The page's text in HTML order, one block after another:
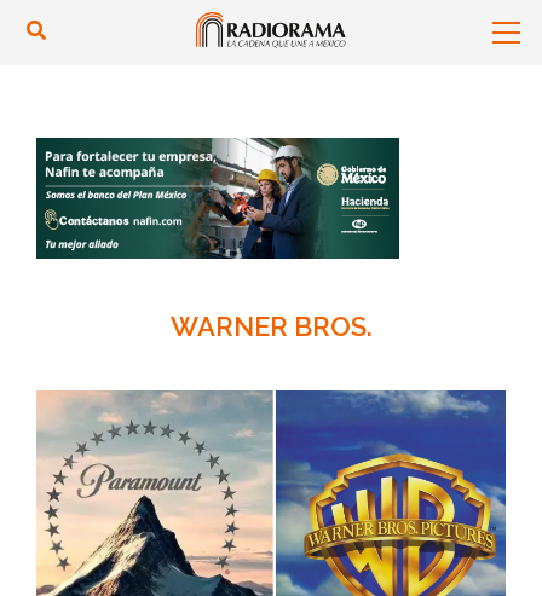
WARNER BROS.